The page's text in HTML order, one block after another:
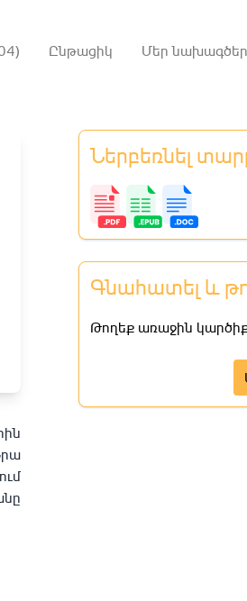
Ընթացիկ Մեր
Ներբեռնել
Գնահատել և
Թողեք առաջին